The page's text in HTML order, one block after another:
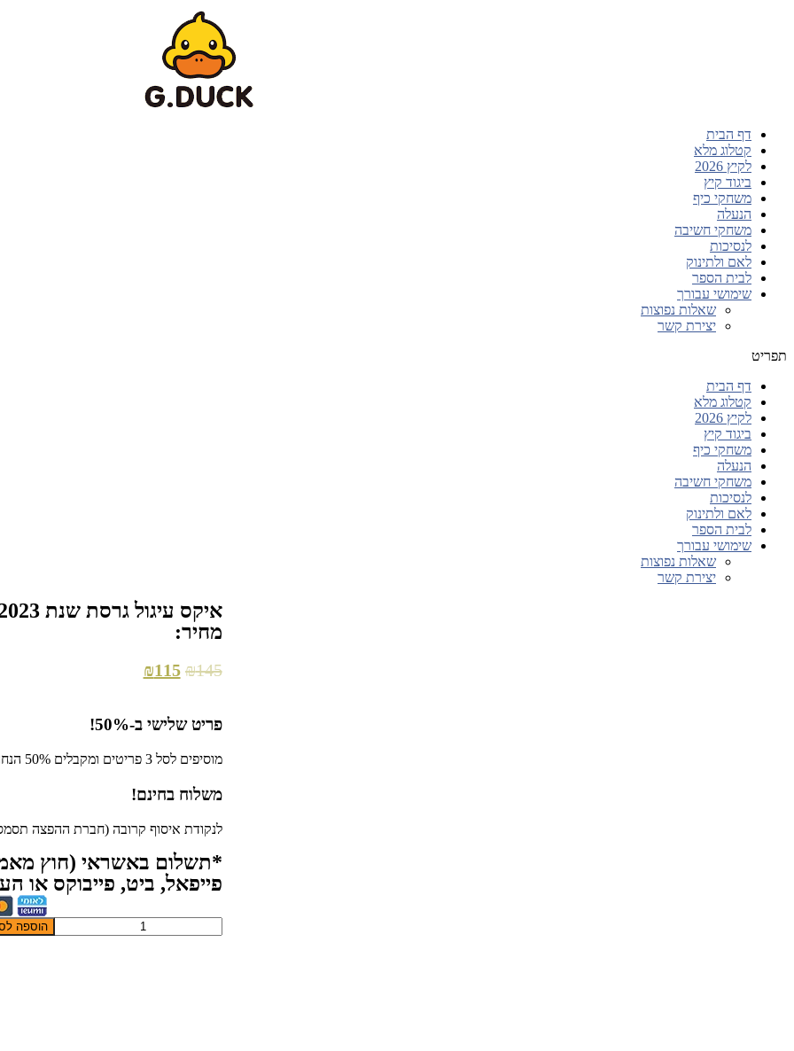
דף הבית
קטלוג מלא
לקיץ 2026
ביגוד קיץ
משחקי כיף
הנעלה
משחקי חשיבה
לנסיכות
לאם ולתינוק
לבית הספר
שימושי עבורך
שאלות נפוצות
יצירת קשר
תפריט
דף הבית
קטלוג מלא
לקיץ 2026
ביגוד קיץ
משחקי כיף
הנעלה
משחקי חשיבה
לנסיכות
לאם ולתינוק
לבית הספר
שימושי עבורך
שאלות נפוצות
יצירת קשר
איקס עיגול גרסת שנת 2023
מחיר:
₪145
₪115
פריט שלישי ב-50%!
מוסיפים לסל 3 פריטים ומקבלים 50% הנחה על הזול מביניהם!
משלוח בחינם!
לנקודת איסוף קרובה (חברת ההפצה
פייפאל, ביט, פייבוקס או
של
הוספה